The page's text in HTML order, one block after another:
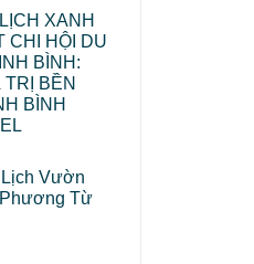
XANH
CHI HỘI DU
BÌNH:
TRỊ BỀN
BÌNH
Vườn
Từ